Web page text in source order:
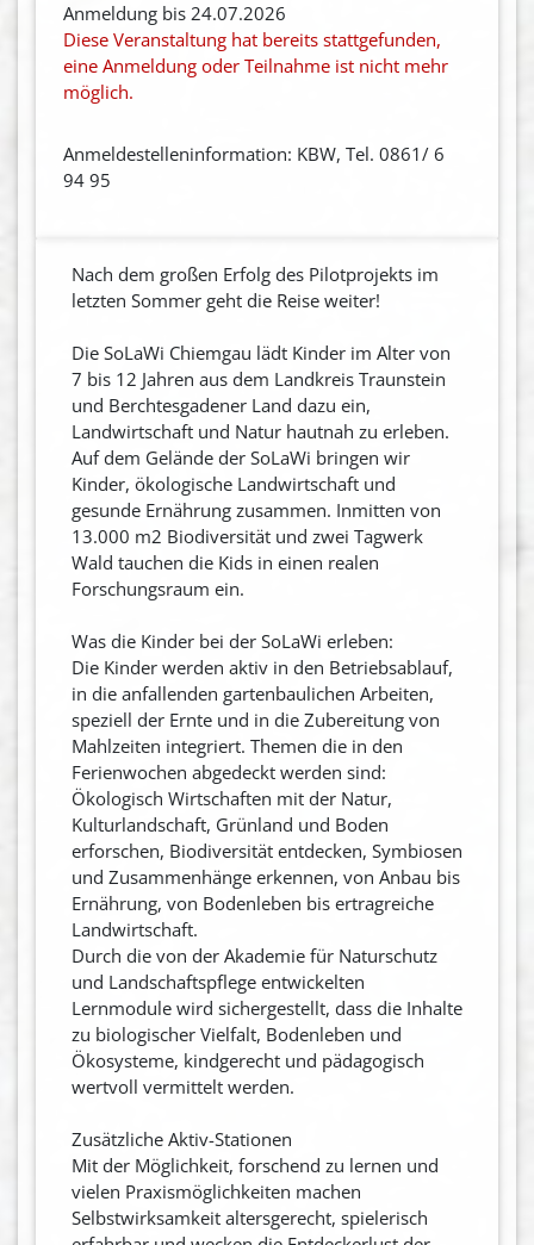
Anmeldung bis 24.07.2026
Diese Veranstaltung hat bereits stattgefunden,
eine Anmeldung oder Teilnahme ist nicht mehr
möglich.
Anmeldestelleninformation: KBW, Tel. 0861/ 6
94 95
Nach dem großen Erfolg des Pilotprojekts im
letzten Sommer geht die Reise weiter!
Die SoLaWi Chiemgau lädt Kinder im Alter von
7 bis 12 Jahren aus dem Landkreis Traunstein
und Berchtesgadener Land dazu ein,
Landwirtschaft und Natur hautnah zu erleben.
Auf dem Gelände der SoLaWi bringen wir
Kinder, ökologische Landwirtschaft und
gesunde Ernährung zusammen. Inmitten von
13.000 m2 Biodiversität und zwei Tagwerk
Wald tauchen die Kids in einen realen
Forschungsraum ein.
Was die Kinder bei der SoLaWi erleben:
Die Kinder werden aktiv in den Betriebsablauf,
in die anfallenden gartenbaulichen Arbeiten,
speziell der Ernte und in die Zubereitung von
Mahlzeiten integriert. Themen die in den
Ferienwochen abgedeckt werden sind:
Ökologisch Wirtschaften mit der Natur,
Kulturlandschaft, Grünland und Boden
erforschen, Biodiversität entdecken, Symbiosen
und Zusammenhänge erkennen, von Anbau bis
Ernährung, von Bodenleben bis ertragreiche
Landwirtschaft.
Durch die von der Akademie für Naturschutz
und Landschaftspflege entwickelten
Lernmodule wird sichergestellt, dass die Inhalte
zu biologischer Vielfalt, Bodenleben und
Ökosysteme, kindgerecht und pädagogisch
wertvoll vermittelt werden.
Zusätzliche Aktiv-Stationen
Mit der Möglichkeit, forschend zu lernen und
vielen Praxismöglichkeiten machen
Selbstwirksamkeit altersgerecht, spielerisch